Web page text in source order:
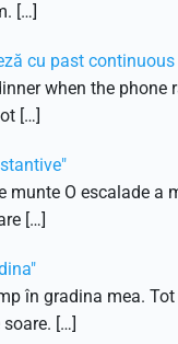
[…]
cu past continuous
when the phone
[…]
munte O escalade a
[…]
în gradina mea. Tot
[…]